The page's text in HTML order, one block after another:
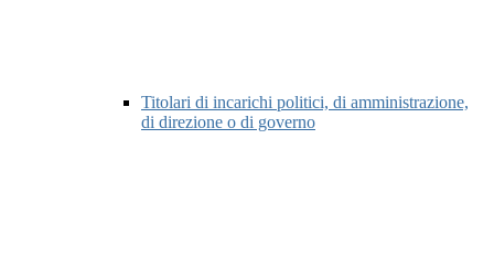
Titolari di incarichi politici, di amministrazione,
di direzione o di governo